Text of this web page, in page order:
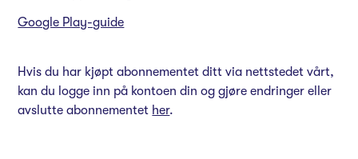
Google Play-guide
Hvis du har kjøpt abonnementet ditt via nettstedet vårt,
kan du logge inn på kontoen din og gjøre endringer eller
avslutte abonnementet her.